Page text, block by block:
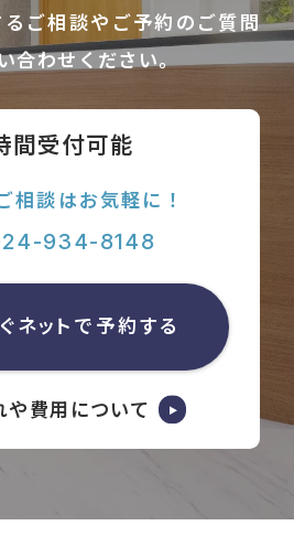
ご相談やご予約のご質問
合わせください。
間受付可能
相談はお気軽に！
934-8148
ネットで予約する
や費用について